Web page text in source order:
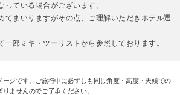
っている場合がございます。
てまいりますがその点、ご理解いただきホテル選
一部ミキ・ツーリストから参照しております。
ジです。ご旅行中に必ずしも同じ角度・高度・天候での
ませんのでご了承ください。